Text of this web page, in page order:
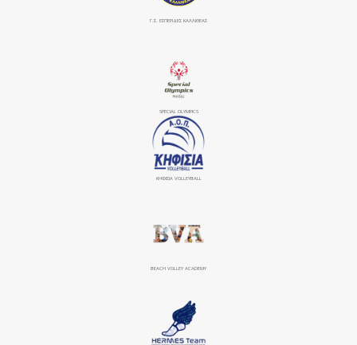
Γ.Σ. ΕΣΠΕΡΙΔΕΣ ΚΑΛΛΙΘΕΑΣ
SPECIAL OLYMPICS
ΚΗΦΙΣΙΆ VOLLEYBALL
BEACH VOLLEY ACADEMY